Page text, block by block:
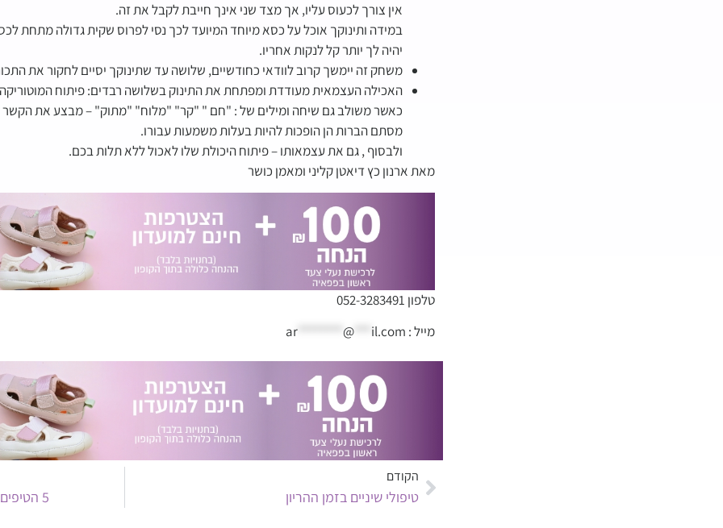
אין צורך לכעוס עליו, אך מצד שני אינך חייבת לקבל את זה.
במידה ותינוקך אוכל על כסא מיוחד המיועד לכך נסי לפרוס שקית גדולה מתחת
יהיה לך יותר קל לנקות אחריו.
משחק זה יימשך קרוב לוודאי כחודשיים, שלושה עד שתינוקך יסיים לחקור את
האכילה העצמאית מעודדת ומפתחת את התינוק בשלושה רבדים: פיתוח
כאשר משולב גם שיחה ומילים של : "חם " "קר" "מלוח" "מתוק" – מבצע את הקשר
מסתם הברות הן הופכות להיות בעלות משמעות עבורו.
ולבסוף , גם את עצמאותו – פיתוח היכולת שלו לאכול ללא תלות בכם.
מאת ארנון כץ דיאטן קליני ומאמן כושר
טלפון 052-3283491
מייל :
ar @ il.com
הקודם
טיפולי שיניים בזמן ההריון 5 הטיפים המובילים להסתגלות וכניסה לגן